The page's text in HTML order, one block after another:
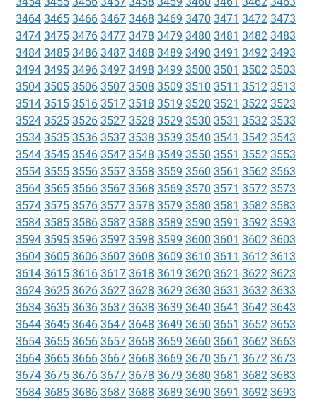
3464 3465 3466 3467 3468 3469 3470 3471 3472 3473
3474 3475 3476 3477 3478 3479 3480 3481 3482 3483
3484 3485 3486 3487 3488 3489 3490 3491 3492 3493
3494 3495 3496 3497 3498 3499 3500 3501 3502 3503
3504 3505 3506 3507 3508 3509 3510 3511 3512 3513
3514 3515 3516 3517 3518 3519 3520 3521 3522 3523
3524 3525 3526 3527 3528 3529 3530 3531 3532 3533
3534 3535 3536 3537 3538 3539 3540 3541 3542 3543
3544 3545 3546 3547 3548 3549 3550 3551 3552 3553
3554 3555 3556 3557 3558 3559 3560 3561 3562 3563
3564 3565 3566 3567 3568 3569 3570 3571 3572 3573
3574 3575 3576 3577 3578 3579 3580 3581 3582 3583
3584 3585 3586 3587 3588 3589 3590 3591 3592 3593
3594 3595 3596 3597 3598 3599 3600 3601 3602 3603
3604 3605 3606 3607 3608 3609 3610 3611 3612 3613
3614 3615 3616 3617 3618 3619 3620 3621 3622 3623
3624 3625 3626 3627 3628 3629 3630 3631 3632 3633
3634 3635 3636 3637 3638 3639 3640 3641 3642 3643
3644 3645 3646 3647 3648 3649 3650 3651 3652 3653
3654 3655 3656 3657 3658 3659 3660 3661 3662 3663
3664 3665 3666 3667 3668 3669 3670 3671 3672 3673
3674 3675 3676 3677 3678 3679 3680 3681 3682 3683
3684 3685 3686 3687 3688 3689 3690 3691 3692 3693